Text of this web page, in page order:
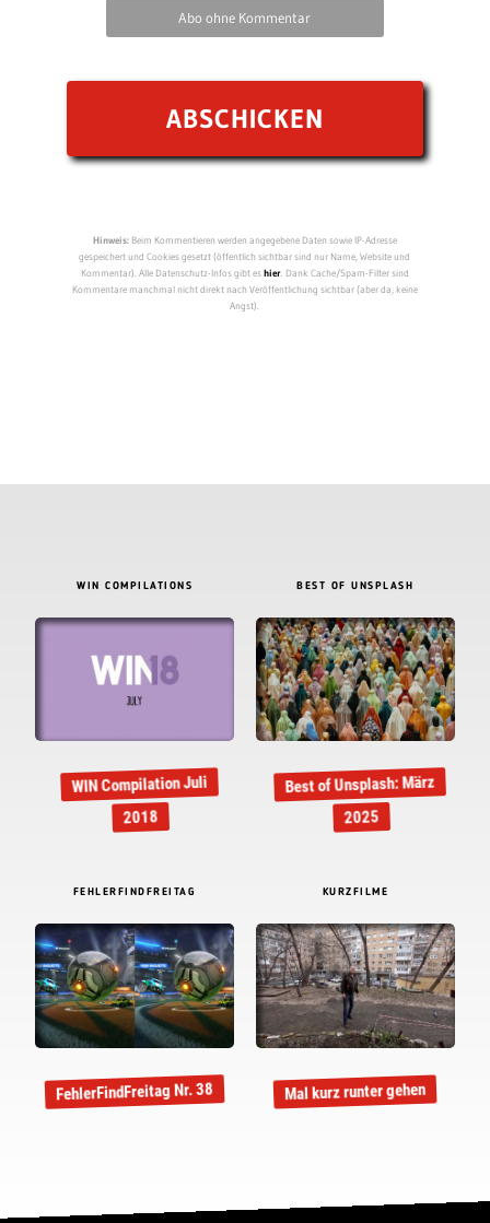
Abo ohne Kommentar
Hinweis:Beim Kommentieren werden angegebene Daten sowie IP-Adresse
gespeichert und Cookies gesetzt (öffentlich sichtbar sind nur Name, Website und
Kommentar). Alle Datenschutz-Infos gibt eshier. Dank Cache/Spam-Filter sind
Kommentare manchmal nicht direkt nach Veröffentlichung sichtbar (aber da, keine
Angst).
WIN COMPILATIONS
WIN Compilation Juli
2018
BEST OF UNSPLASH
Best of Unsplash: März
2025
FEHLERFINDFREITAG
FehlerFindFreitag Nr. 38
KURZFILME
Mal kurz runter gehen